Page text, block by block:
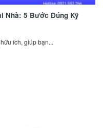
Nhà: 5 Bước Đúng Kỹ
ích, giúp bạn...